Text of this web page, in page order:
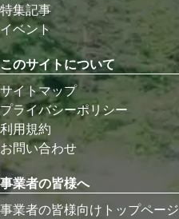
特集記事
イベント
このサイトについて
サイトマップ
プライバシーポリシー
利用規約
お問い合わせ
事業者の皆様へ
事業者の皆様向けトップページ